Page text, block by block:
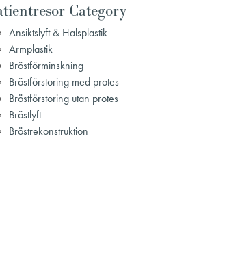
Category
Ansiktslyft & Halsplastik
Armplastik
Bröstförminskning
Bröstförstoring med protes
Bröstförstoring utan protes
Bröstlyft
Bröstrekonstruktion